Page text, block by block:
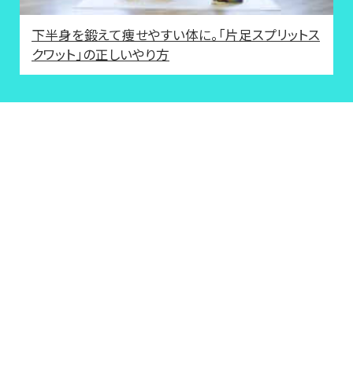
下半身を鍛えて痩せやすい体に。「片足スプリットス
クワット」の正しいやり方